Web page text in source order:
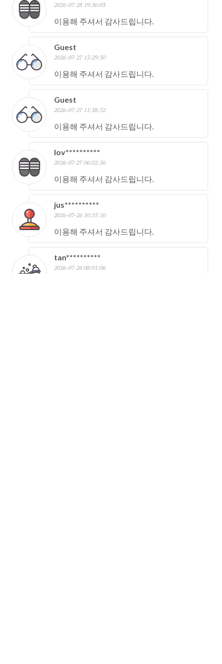
2026-07-28 19:36:03
이용해 주셔서 감사드립니다.
Guest
2026-07-27 15:29:50
이용해 주셔서 감사드립니다.
Guest
2026-07-27 11:38:52
이용해 주셔서 감사드립니다.
lov**********
2026-07-27 06:02:56
이용해 주셔서 감사드립니다.
jus**********
2026-07-26 10:55:10
이용해 주셔서 감사드립니다.
tan**********
2026-07-26 08:01:06